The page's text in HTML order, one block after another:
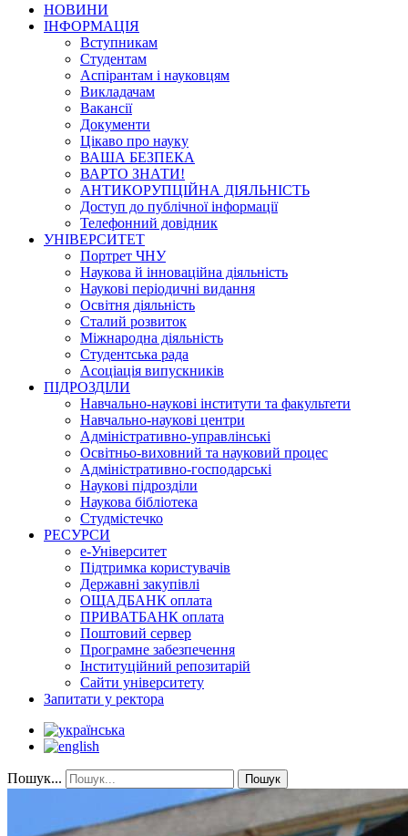
НОВИНИ
ІНФОРМАЦІЯ
Вступникам
Студентам
Аспірантам і науковцям
Викладачам
Вакансії
Документи
Цікаво про науку
ВАША БЕЗПЕКА
ВАРТО ЗНАТИ!
АНТИКОРУПЦІЙНА ДІЯЛЬНІСТЬ
Доступ до публічної інформації
Телефонний довідник
УНІВЕРСИТЕТ
Портрет ЧНУ
Наукова й інноваційна діяльність
Наукові періодичні видання
Освітня діяльність
Сталий розвиток
Міжнародна діяльність
Студентська рада
Асоціація випускників
ПІДРОЗДІЛИ
Навчально-наукові інститути та факультети
Навчально-наукові центри
Адміністративно-управлінські
Освітньо-виховний та науковий процес
Адміністративно-господарські
Наукові підрозділи
Наукова бібліотека
Студмістечко
РЕСУРСИ
е-Університет
Підтримка користувачів
Державні закупівлі
ОЩАДБАНК оплата
ПРИВАТБАНК оплата
Поштовий сервер
Програмне забезпечення
Інституційний репозитарій
Сайти університету
Запитати у ректора
Пошук... Пошук